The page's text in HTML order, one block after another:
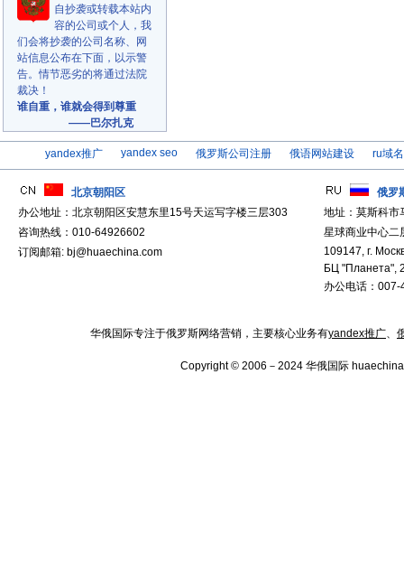
自抄袭或转载本站内
容的公司或个人，我
们会将抄袭的公司名称、网
站信息公布在下面，以示警
告。情节恶劣的将通过法院
裁决！
谁自重，谁就会得到尊重
——巴尔扎克
yandex推广 yandex seo 俄罗斯公司注册 俄语网站建设 ru域
北京朝阳区
办公地址：北京朝阳区安慧东里15号天运写字楼三层303
咨询热线：010-64926602
订阅邮箱: bj@huaechina.com
俄罗
地址：莫斯科市
星球商业中心二
109147, г.
БЦ "Планета",
办公电话：
华俄国际专注于俄罗斯网络营销，主要核心业务有yandex推广、
Copyright © 2006－2024 华俄国际